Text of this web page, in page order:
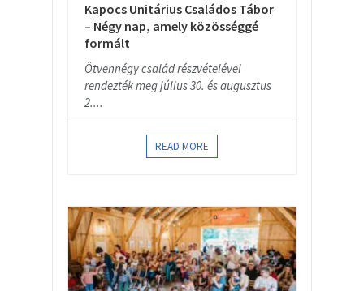
Kapocs Unitárius Családos Tábor
– Négy nap, amely közösséggé
formált
Ötvennégy család részvételével
rendezték meg július 30. és augusztus
2....
READ MORE